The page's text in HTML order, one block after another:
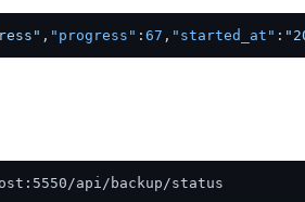
, "progress" : 67 , "started_at" :
api/backup/status